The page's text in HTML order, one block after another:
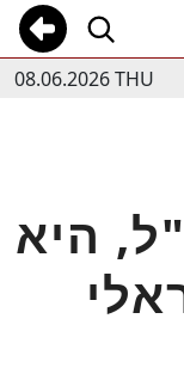
08.06.2026 THU
היא